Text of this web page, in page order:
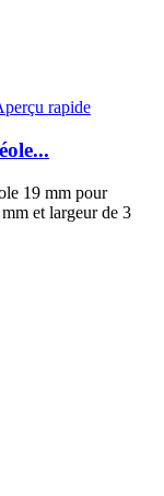
rapide
19 mm pour
et largeur de 3